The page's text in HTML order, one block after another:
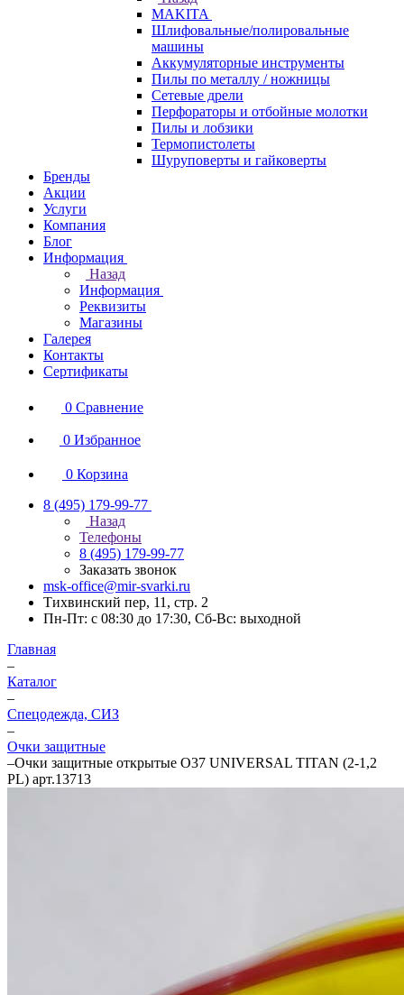
МAKITA
Шлифовальные/полировальные
машины
Аккумуляторные инструменты
Пилы по металлу / ножницы
Сетевые дрели
Перфораторы и отбойные молотки
Пилы и лобзики
Термопистолеты
Шуруповерты и гайковерты
Бренды
Акции
Услуги
Компания
Блог
Информация
Назад
Информация
Реквизиты
Магазины
Галерея
Контакты
Сертификаты
0 Сравнение
0 Избранное
0 Корзина
8 (495) 179-99-77
Назад
Телефоны
8 (495) 179-99-77
Заказать звонок
msk-office@mir-svarki.ru
Тихвинский пер, 11, стр. 2
Пн-Пт: с 08:30 до 17:30, Сб-Вс: выходной
Главная
–
Каталог
–
Спецодежда, СИЗ
–
Очки защитные
–Очки защитные открытые О37 UNIVERSAL TITAN (2-1,2
PL) арт.13713